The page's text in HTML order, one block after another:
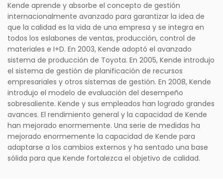
Kende aprende y absorbe el concepto de gestión
internacionalmente avanzado para garantizar la idea de
que la calidad es la vida de una empresa y se integra en
todos los eslabones de ventas, producción, control de
materiales e I+D. En 2003, Kende adoptó el avanzado
sistema de producción de Toyota. En 2005, Kende introdujo
el sistema de gestión de planificación de recursos
empresariales y otros sistemas de gestión. En 2008, Kende
introdujo el modelo de evaluación del desempeño
sobresaliente. Kende y sus empleados han logrado grandes
avances. El rendimiento general y la capacidad de Kende
han mejorado enormemente. Una serie de medidas ha
mejorado enormemente la capacidad de Kende para
adaptarse a los cambios externos y ha sentado una base
sólida para que Kende fortalezca el objetivo de calidad.